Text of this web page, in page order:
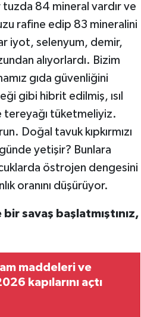
84 mineral vardır ve
rafine edip 83 mineralini
iyot, selenyum, demir,
alıyorlardı. Bizim
gıda güvenliğini
gibi hibrit edilmiş, ısıl
tereyağı tüketmeliyiz.
Doğal tavuk kıpkırmızı
yetişir? Bunlara
östrojen dengesini
oranını düşürüyor.
savaş başlatmıştınız,
maddeleri ve
kapılarını açtı